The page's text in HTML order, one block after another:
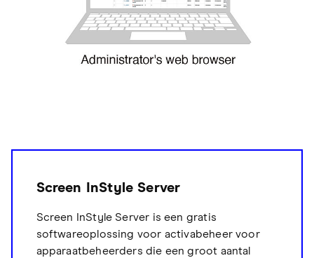
Screen InStyle Server
Screen InStyle Server is een gratis
softwareoplossing voor activabeheer voor
apparaatbeheerders die een groot aantal